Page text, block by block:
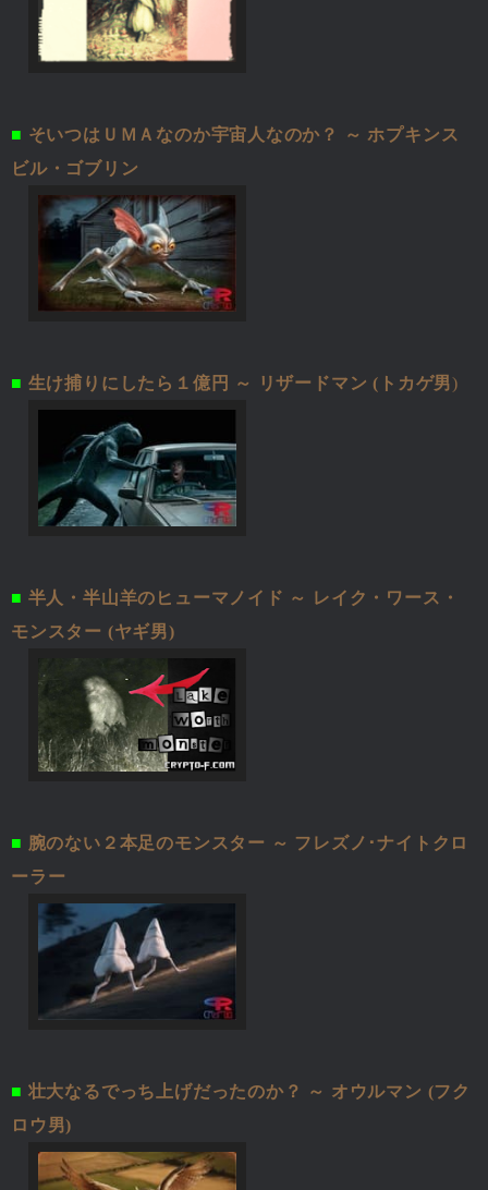
■ そいつはＵＭＡなのか宇宙人なのか？ ～ ホプキンス
ビル・ゴブリン
■ 生け捕りにしたら１億円 ～ リザードマン (トカゲ男)
■ 半人・半山羊のヒューマノイド ～ レイク・ワース・
モンスター (ヤギ男)
■ 腕のない２本足のモンスター ～ フレズノ･ナイトクロ
ーラー
■ 壮大なるでっち上げだったのか？ ～ オウルマン (フク
ロウ男)